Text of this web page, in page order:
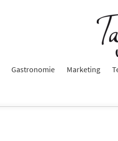
Gastronomie Marketing